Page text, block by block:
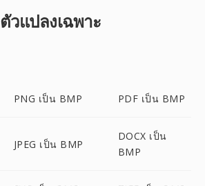
ตัวแปลงเฉพาะ
PNG เป็น BMP PDF เป็น BMP
JPEG เป็น BMP
DOCX เป็น
BMP